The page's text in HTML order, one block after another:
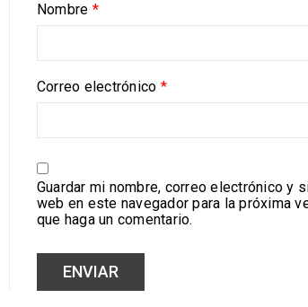
Nombre *
Correo electrónico *
Guardar mi nombre, correo electrónico y
web en este navegador para la próxima
que haga un comentario.